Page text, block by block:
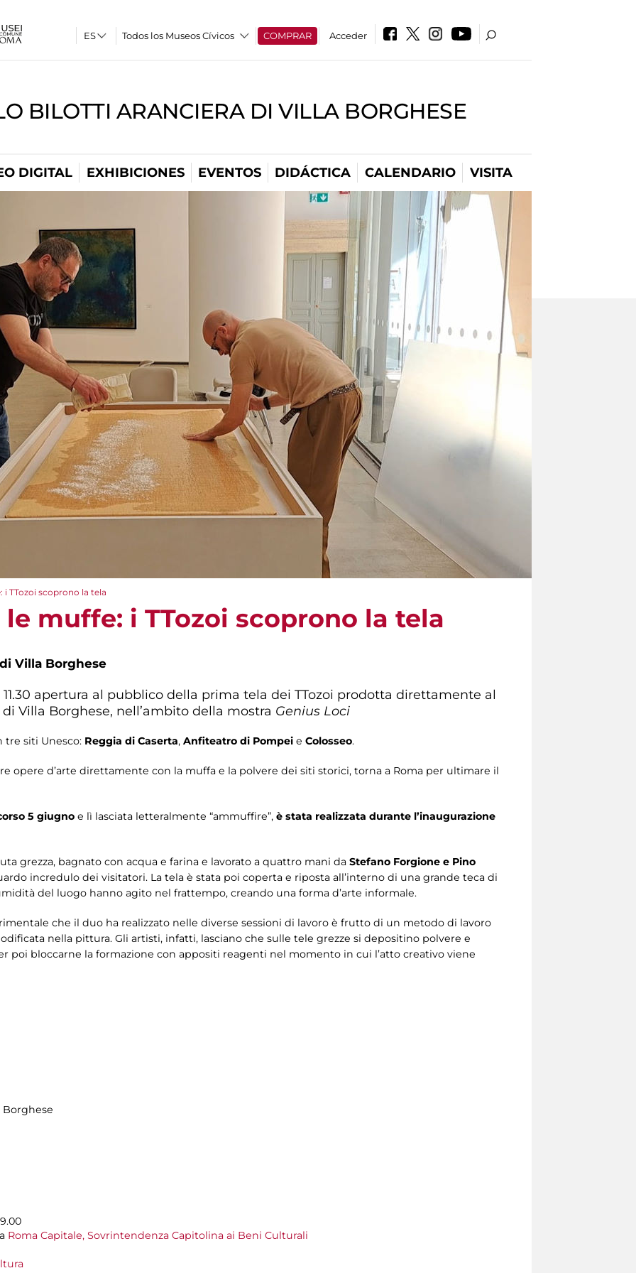
Todos los Museos Cívicos COMPRAR Acceder
BILOTTI ARANCIERA DI VILLA BORGHESE
DIGITAL EXHIBICIONES EVENTOS DIDÁCTICA CALENDARIO VISITA
TTozoi scoprono la tela
muffe: i TTozoi scoprono la tela
Villa Borghese
apertura al pubblico della prima tela dei TTozoi prodotta direttamente al
Villa Borghese, nell’ambito della mostra Genius Loci
tre siti Unesco: Reggia di Caserta, Anfiteatro di Pompei e Colosseo.
opere d’arte direttamente con la muffa e la polvere dei siti storici, torna a Roma per ultimare il
5 giugno e lì lasciata letteralmente “ammuffire”, è stata realizzata durante l’inaugurazione
grezza, bagnato con acqua e farina e lavorato a quattro mani da Stefano Forgione e Pino
incredulo dei visitatori. La tela è stata poi coperta e riposta all’interno di una grande teca di
del luogo hanno agito nel frattempo, creando una forma d’arte informale.
che il duo ha realizzato nelle diverse sessioni di lavoro è frutto di un metodo di lavoro
nella pittura. Gli artisti, infatti, lasciano che sulle tele grezze si depositino polvere e
poi bloccarne la formazione con appositi reagenti nel momento in cui l’atto creativo viene
Borghese
Roma Capitale, Sovrintendenza Capitolina ai Beni Culturali